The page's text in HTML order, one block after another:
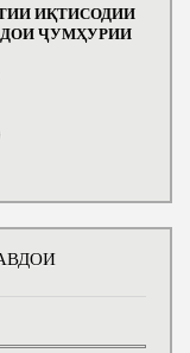
ИҚТИСОДИИ
ҶУМҲУРИИ